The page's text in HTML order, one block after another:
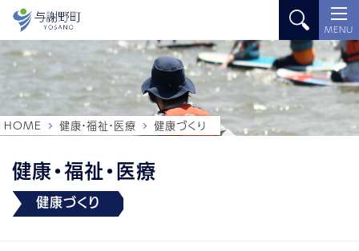
MENU
健康・福祉・医療
健康づくり
HOME 健康・福祉・医療 健康づくり